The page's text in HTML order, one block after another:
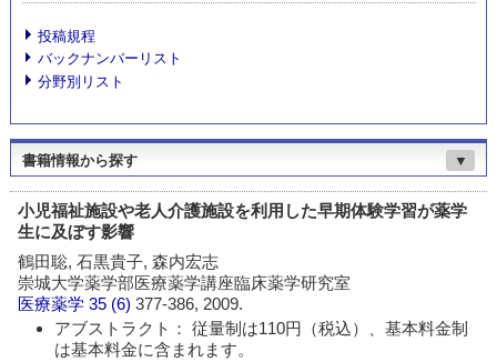
投稿規程
バックナンバーリスト
分野別リスト
書籍情報から探す ▼
小児福祉施設や老人介護施設を利用した早期体験学習が薬学
生に及ぼす影響
鶴田聡, 石黒貴子, 森内宏志
崇城大学薬学部医療薬学講座臨床薬学研究室
医療薬学 35 (6)377-386, 2009.
アブストラクト： 従量制は110円（税込）、基本料金制
は基本料金に含まれます。